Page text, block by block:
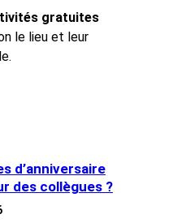
gratuites
le lieu et leur
d’anniversaire
des collègues ?